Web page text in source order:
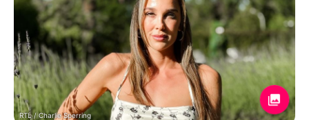
RTL / Charlie Sperring